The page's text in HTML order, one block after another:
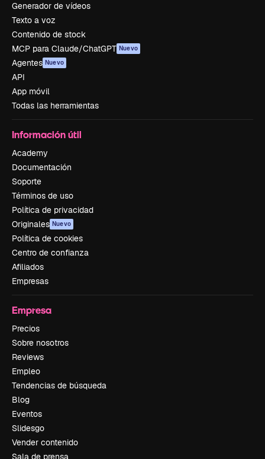
Generador de vídeos
Texto a voz
Contenido de stock
MCP para Claude/ChatGPT Nuevo
Agentes Nuevo
API
App móvil
Todas las herramientas
Información útil
Academy
Documentación
Soporte
Términos de uso
Política de privacidad
Originales Nuevo
Política de cookies
Centro de confianza
Afiliados
Empresas
Empresa
Precios
Sobre nosotros
Reviews
Empleo
Tendencias de búsqueda
Blog
Eventos
Slidesgo
Vender contenido
Sala de prensa